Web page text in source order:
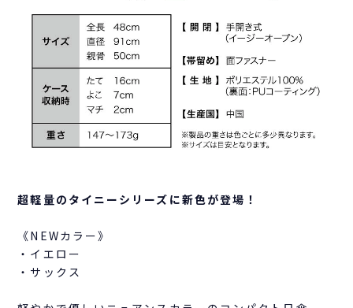
超軽量のタイニーシリーズに新色が登場！
《NEWカラー》
・イエロー
・サックス